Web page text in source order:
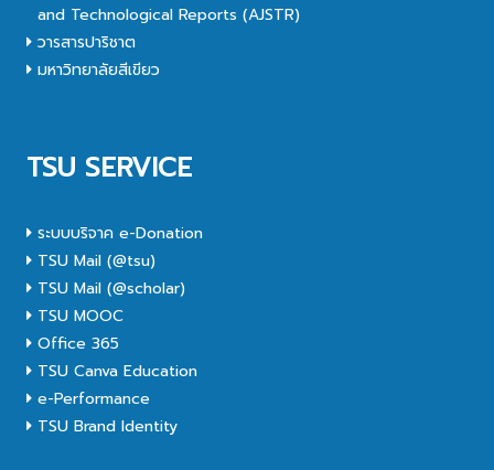
and Technological Reports (AJSTR)
วารสารปาริชาต
มหาวิทยาลัยสีเขียว
TSU SERVICE
ระบบบริจาค e-Donation
TSU Mail (@tsu)
TSU Mail (@scholar)
TSU MOOC
Office 365
TSU Canva Education
e-Performance
TSU Brand Identity